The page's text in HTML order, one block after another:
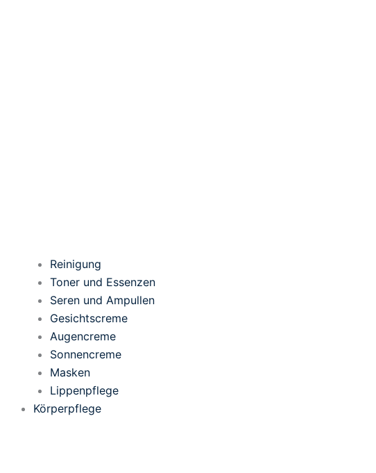
Reinigung
Toner und Essenzen
Seren und Ampullen
Gesichtscreme
Augencreme
Sonnencreme
Masken
Lippenpflege
Körperpflege